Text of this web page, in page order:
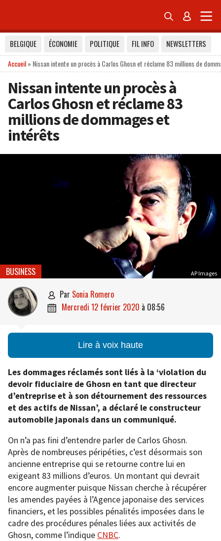
 
BELGIQUE ÉCONOMIE POLITIQUE FIL INFO
NEWSLETTERS
Accueil» Nissan intente un procès à Carlos Ghosn et réclame 83 millions de
Nissan intente un procès à
Carlos Ghosn et réclame 83
millions de dommages et
intérêts
AP Images
BUSINESS
 par Sonia Romero
 mercredi 12 février 2020 à 08:56
Lire à voix haute
Les dommages réclamés sont liés à la ‘violation du
devoir fiduciaire de Ghosn en tant que directeur
d’entreprise et à son détournement des ressources
et des actifs de Nissan’, a déclaré le constructeur
automobile japonais dans un communiqué.
On n’a pas fini d’entendre parler de Carlos Ghosn.
Après de nombreuses péripéties, c’est désormais son
ancienne entreprise qui se retourne contre lui en
exigeant 83 millions d’euros. Un montant qui devrait
encore augmenter puisque Nissan cherche à récupérer
les amendes payées à l’Agence japonaise des services
financiers, et les possibles pénalités imposées dans le
cadre des procédures pénales liées aux activités de
Ghosn, comme l’indique CNBC.